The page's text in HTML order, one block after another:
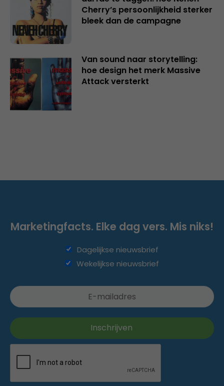
Cherry’s persoonlijkheid sterker
bleek dan de campagne
Van sound naar storytelling:
hoe design het merk Massive
Attack versterkt
Marketingfacts. Elke dag vers. Mis niks!
Dagelijkse nieuwsbrief
Wekelijkse nieuwsbrief